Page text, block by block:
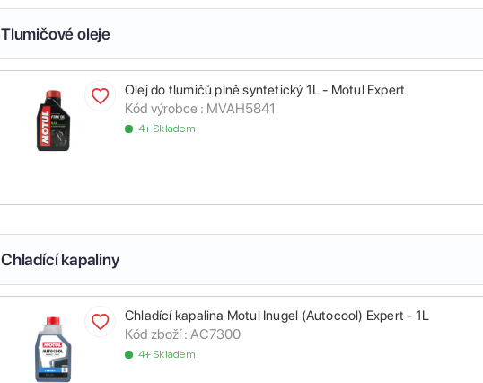
Tlumičové oleje
Olej do tlumičů plně syntetický 1L - Motul Expert
Kód výrobce : MVAH5841
4+ Skladem
Chladící kapaliny
Chladící kapalina Motul Inugel (Autocool) Expert - 1L
Kód zboží : AC7300
4+ Skladem